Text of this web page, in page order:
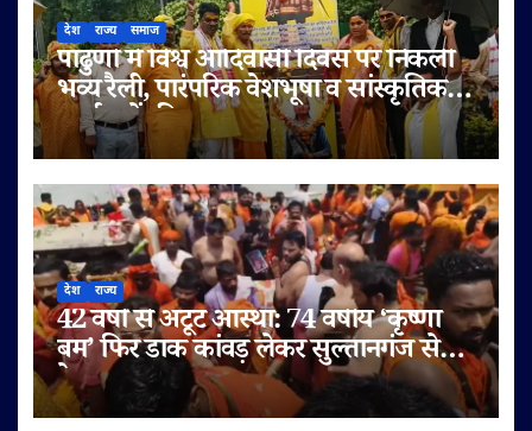
देश राज्य समाज
पांढुर्णा में विश्व आदिवासी दिवस पर निकली
भव्य रैली, पारंपरिक वेशभूषा व सांस्कृतिक
कार्यक्रमों की धूम
देश राज्य
42 वर्षों से अटूट आस्था: 74 वर्षीय ‘कृष्णा
बम’ फिर डाक कांवड़ लेकर सुल्तानगंज से
देवघर रवाना